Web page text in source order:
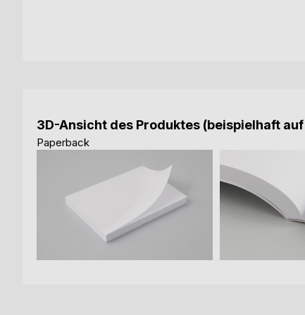
3D-Ansicht des Produktes (beispielhaft
Paperback